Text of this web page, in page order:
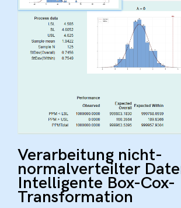
Verarbeitung nicht-
normalverteilter
Intelligente Box-Cox-
Transformation